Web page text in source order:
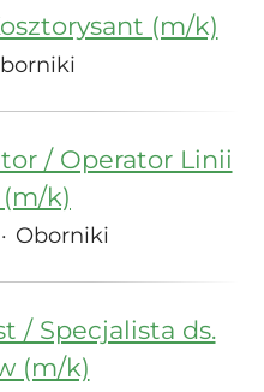
(m/k)
/ Operator Linii
k)
· Oborniki
/ Specjalista ds.
(m/k)